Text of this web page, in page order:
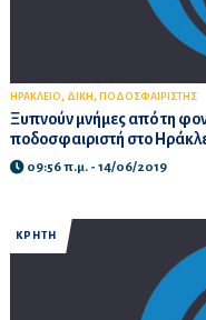
ΗΡΑΚΛΕΙΟ, ΔΙΚΗ , ΠΟΔΟΣΦΑΙΡΙΣΤΗΣ
Ξυπνούν μνήμες από τη
ποδοσφαιριστή στο
09:56 π.μ. - 14/06/2019
ΚΡΗΤΗ